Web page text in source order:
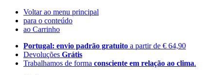
Voltar ao menu principal
para o conteúdo
ao Carrinho
Portugal: envio padrão gratuito a partir de € 64,90
Devoluções Grátis
Trabalhamos de forma consciente em relação ao clima.